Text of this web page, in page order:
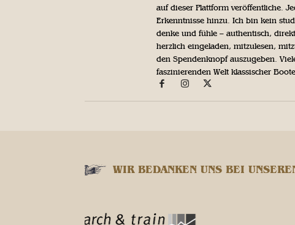
auf dieser Plattform veröffentliche.
Erkenntnisse hinzu. Ich bin kein
denke und fühle – authentisch,
herzlich eingeladen, mitzulesen,
den Spendenknopf auszugeben.
faszinierenden Welt klassischer Boote.
WIR BEDANKEN UNS BEI